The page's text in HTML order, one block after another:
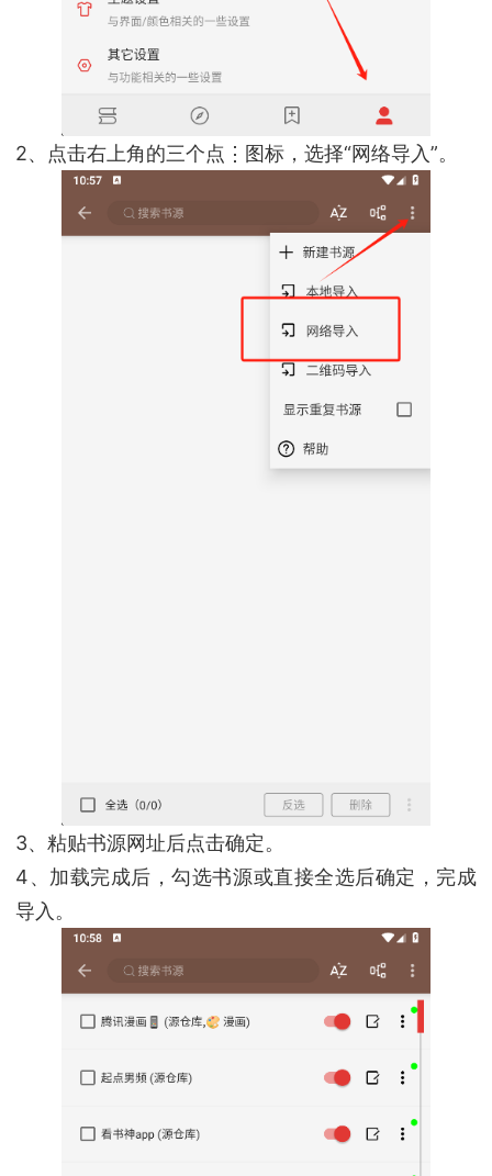
2、点击右上角的三个点⋮图标，选择“网络导入”。
3、粘贴书源网址后点击确定。
4、加载完成后，勾选书源或直接全选后确定，完成
导入。